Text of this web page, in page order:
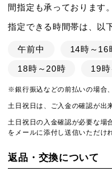
間指定も承っております。
指定できる時間帯は、以
午前中 14時～16
18時～20時
19
※銀行振込などの前払いの場合
土日祝日は、ご入金の確認が出
土日祝日の入金確認が必要な場
をメールに添付し送信いただけ
返品・交換について